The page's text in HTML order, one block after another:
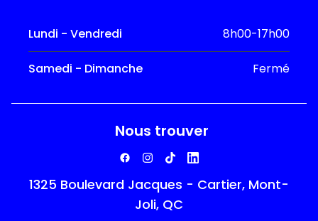
Lundi - Vendredi 8h00-17h00
Samedi - Dimanche Fermé
Nous trouver
1325 Boulevard Jacques - Cartier, Mont-
Joli, QC